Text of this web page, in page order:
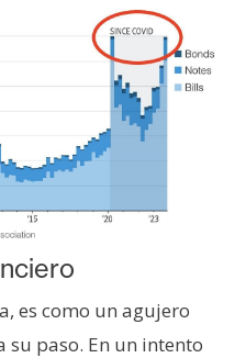
es como un agujero
su paso. En un intento